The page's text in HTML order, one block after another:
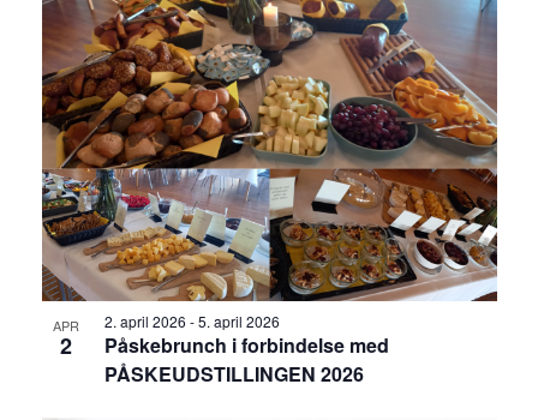
APR
2
2. april 2026 -5. april 2026
Påskebrunch i forbindelse med
PÅSKEUDSTILLINGEN 2026